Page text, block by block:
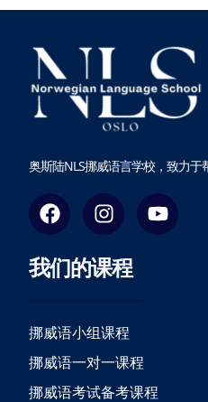
奥斯陆NLS挪威语言学校，致力于
F
a
c
e
b
o
o
k
I
n
s
t
a
g
r
a
m
Y
o
u
我们的课程
挪威语小组课程
挪威语一对一课程
挪威语考试备考课程